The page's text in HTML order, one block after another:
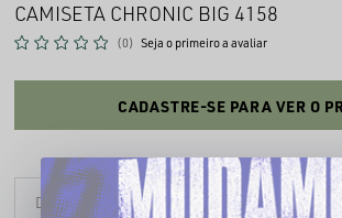
CAMISETA CHRONIC BIG 4158
(0) Seja o primeiro a avaliar
CADASTRE-SE PARA VER O